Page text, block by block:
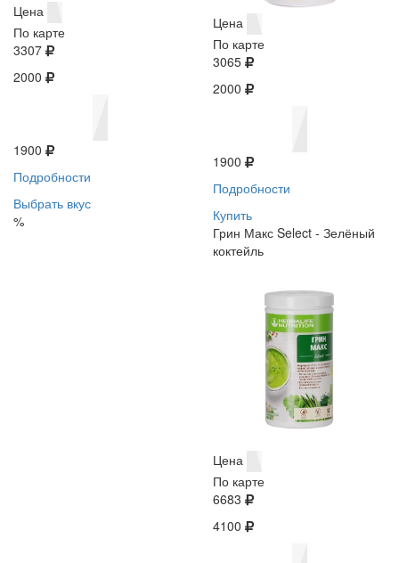
Цена
По карте
3307
2000
1900
Подробности
Выбрать вкус
%
Цена
По карте
3065
2000
1900
Подробности
Купить
Грин Макс Select - Зелёный
коктейль
Цена
По карте
6683
4100